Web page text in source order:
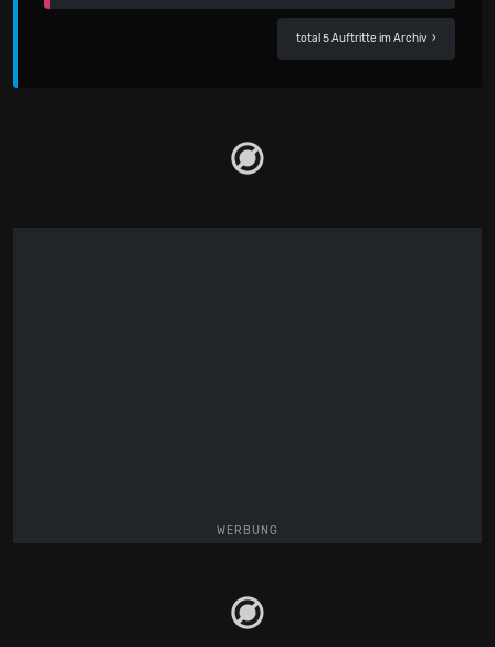
total 5 Auftritte im Archiv ›
WERBUNG